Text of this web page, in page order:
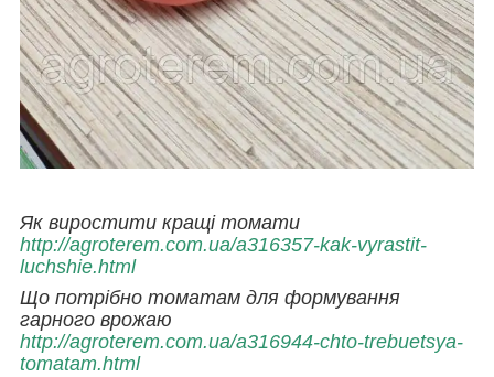
Як виростити кращі томати
http://agroterem.com.ua/a316357-kak-vyrastit-
luchshie.html
Що потрібно томатам для формування
гарного врожаю
http://agroterem.com.ua/a316944-chto-trebuetsya-
tomatam.html